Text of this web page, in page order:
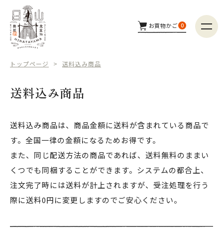
商品カテゴリー
商品検索
お買物かご 0
トップページ 送料込み商品
送料込み商品
送料込み商品は、商品金額に送料が含まれている商品で
す。全国一律の金額になるためお得です。
また、同じ配送方法の商品であれば、送料無料のままい
くつでも同梱することができます。システムの都合上、
注文完了時には送料が計上されますが、受注処理を行う
際に送料0円に変更しますのでご安心ください。